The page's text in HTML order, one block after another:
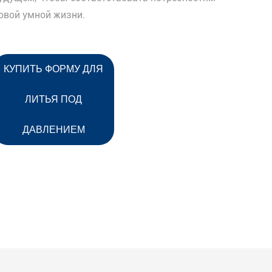
умной жизни.
КУПИТЬ ФОРМУ ДЛЯ
ЛИТЬЯ ПОД
ДАВЛЕНИЕМ